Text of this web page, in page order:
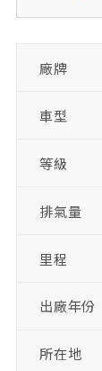
廠牌
車型
等級
排氣量
里程
出廠年份
所在地